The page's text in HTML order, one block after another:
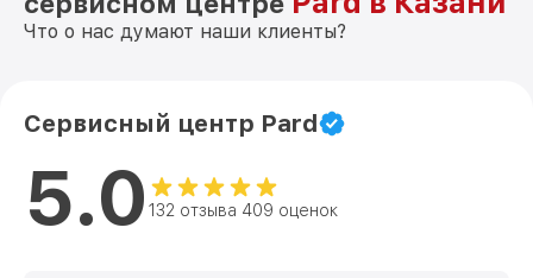
Что о нас думают наши клиенты?
Сервисный центр Pard
5.0 132 отзыва 409 оценок